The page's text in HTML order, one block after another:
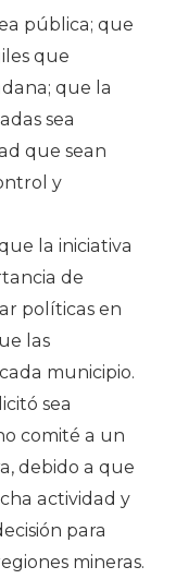
pública; que
que
que la
sea
que sean
y
la iniciativa
de
políticas en
las
municipio.
sea
comité a un
debido a que
actividad y
para
mineras.